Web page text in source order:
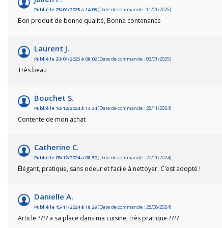
Publié le 25/01/2025 à 14:08(Date de commande : 11/01/2025)
Bon produit de bonne qualité, Bonne contenance
Laurent J.
Publié le 20/01/2025 à 08:02(Date de commande : 03/01/2025)
Très beau
Bouchet S.
Publié le 10/12/2024 à 14:34(Date de commande : 28/11/2024)
Contente de mon achat
Catherine C.
Publié le 03/12/2024 à 08:30(Date de commande : 20/11/2024)
Élégant, pratique, sans odeur et facile à nettoyer. C'est adopté !
Danielle A.
Publié le 15/11/2024 à 18:29(Date de commande : 28/08/2024)
Article ???? a sa place dans ma cuisine, très pratique ????